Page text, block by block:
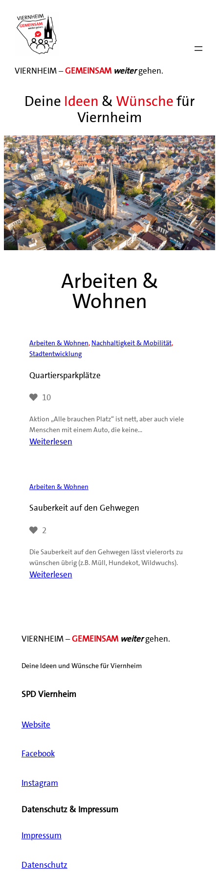
Inhalt
springen
VIERNHEIM –GEMEINSAM weitergehen.
Deine Ideen & Wünschefür
Viernheim
Arbeiten &
Wohnen
Arbeiten & Wohnen, Nachhaltigkeit & Mobilität,
Stadtentwicklung
Quartiersparkplätze
10
Aktion „Alle brauchen Platz“ ist nett, aber auch viele
Menschen mit einem Auto, die keine…
Weiterlesen:
Arbeiten & Wohnen
Sauberkeit auf den Gehwegen
2
Die Sauberkeit auf den Gehwegen lässt vielerorts zu
wünschen übrig (z.B. Müll, Hundekot, Wildwuchs).
Weiterlesen:
VIERNHEIM –GEMEINSAM weitergehen.
Deine Ideen und Wünsche für Viernheim
SPD Viernheim
Website
Facebook
Instagram
Datenschutz & Impressum
Impressum
Datenschutz